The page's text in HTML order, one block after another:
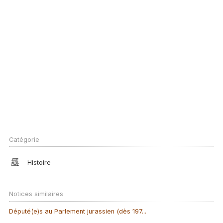
Catégorie
Histoire
Notices similaires
Député(e)s au Parlement jurassien (dès 197...